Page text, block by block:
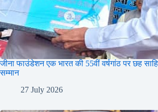
जीना फाउंडेशन एक भारत की 55वीं वर्षगांठ पर छह
सम्मान
27 July 2026